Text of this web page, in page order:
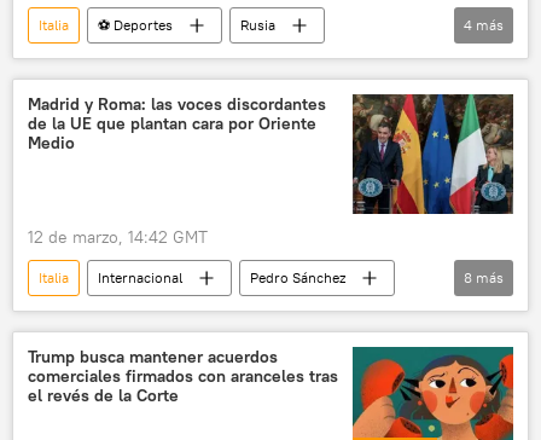
Italia ⚽ Deportes
Rusia
Mijaíl Degtiariov
🌍 Europa
récord
Estilo de vida
4 más
Madrid y Roma: las voces discordantes
de la UE que plantan cara por Oriente
Medio
12 de marzo, 14:42 GMT
Italia Internacional
Pedro Sánchez
Giorgia Meloni
🌍 Europa
Unión Europea (UE)
🛡️ Zonas de conflicto
📰 Escalada entre EEUU, Israel e Irán
8 más
Trump busca mantener acuerdos
comerciales firmados con aranceles tras
el revés de la Corte